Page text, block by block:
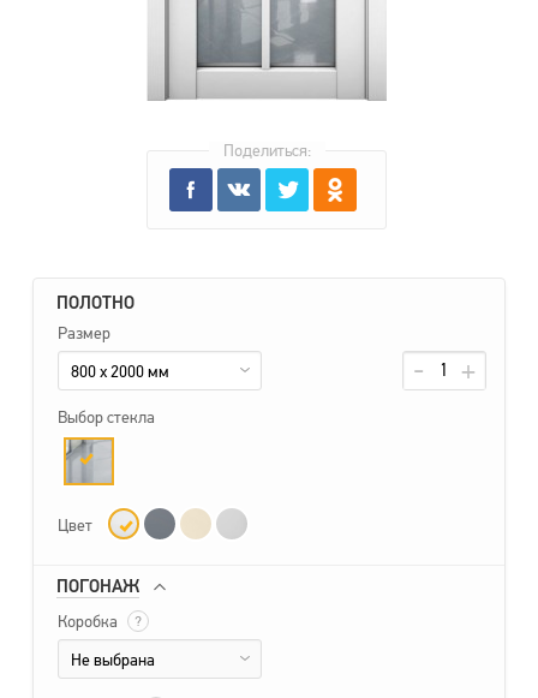
ПОЛОТНО
Размер
800 x 2000 мм
Выбор стекла
Цвет
ПОГОНАЖ
Коробка ?
Не выбрана
Поделиться: